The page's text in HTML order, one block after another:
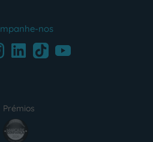
nos
LinkedInTikTokYoutube
Prémios
award4